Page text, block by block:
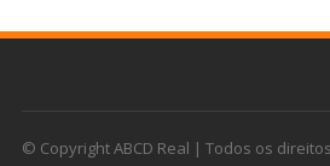
© Copyright ABCD Real | Todos os